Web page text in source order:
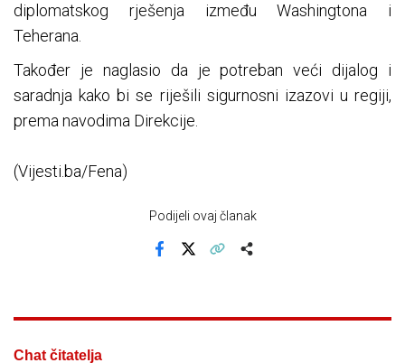
diplomatskog rješenja između Washingtona i
Teherana.
Također je naglasio da je potreban veći dijalog i
saradnja kako bi se riješili sigurnosni izazovi u regiji,
prema navodima Direkcije.
(Vijesti.ba/Fena)
Podijeli ovaj članak
Chat čitatelja